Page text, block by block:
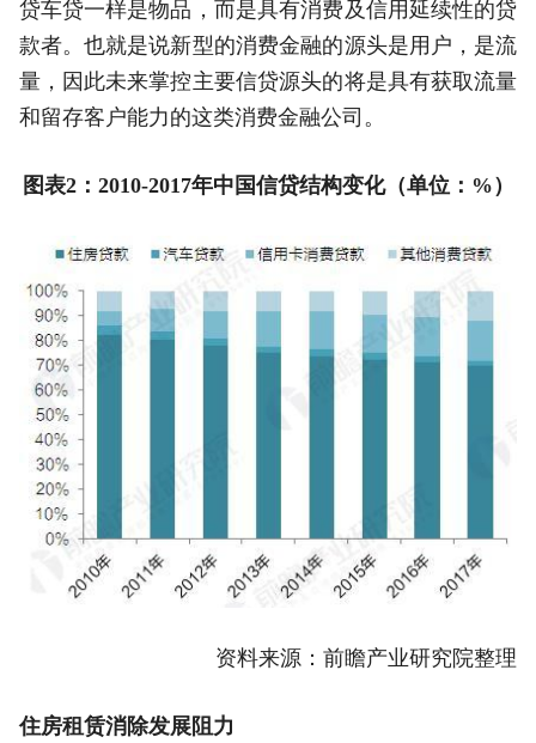
贷车贷一样是物品，而是具有消费及信用延续性的贷
款者。也就是说新型的消费金融的源头是用户，是流
量，因此未来掌控主要信贷源头的将是具有获取流量
和留存客户能力的这类消费金融公司。
图表2：2010-2017年中国信贷结构变化（单位：%）
资料来源：前瞻产业研究院整理
住房租赁消除发展阻力